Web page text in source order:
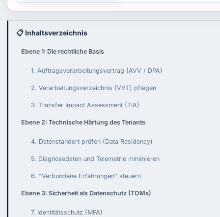
📋 Inhaltsverzeichnis
Ebene 1: Die rechtliche Basis
1. Auftragsverarbeitungsvertrag (AVV / DPA)
2. Verarbeitungsverzeichnis (VVT) pflegen
3. Transfer Impact Assessment (TIA)
Ebene 2: Technische Härtung des Tenants
4. Datenstandort prüfen (Data Residency)
5. Diagnosedaten und Telemetrie minimieren
6. "Verbundene Erfahrungen" steuern
Ebene 3: Sicherheit als Datenschutz (TOMs)
7. Identitätsschutz (MFA)